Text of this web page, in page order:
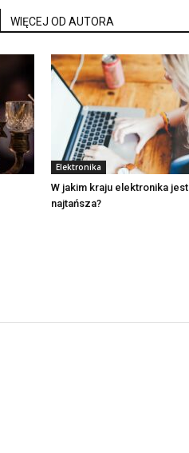
WIĘCEJ OD AUTORA
Elektronika
W jakim kraju elektronika jest
najtańsza?